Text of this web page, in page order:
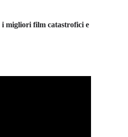
i migliori film catastrofici e